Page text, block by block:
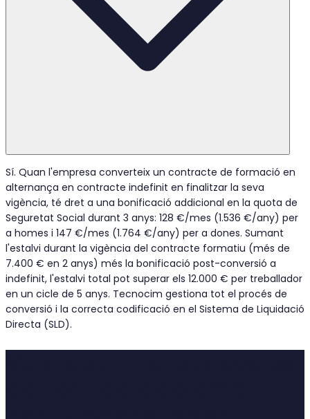
Sí. Quan l'empresa converteix un contracte de formació en
alternança en contracte indefinit en finalitzar la seva
vigència, té dret a una bonificació addicional en la quota de
Seguretat Social durant 3 anys: 128 €/mes (1.536 €/any) per
a homes i 147 €/mes (1.764 €/any) per a dones. Sumant
l'estalvi durant la vigència del contracte formatiu (més de
7.400 € en 2 anys) més la bonificació post-conversió a
indefinit, l'estalvi total pot superar els 12.000 € per treballador
en un cicle de 5 anys. Tecnocim gestiona tot el procés de
conversió i la correcta codificació en el Sistema de Liquidació
Directa (SLD).